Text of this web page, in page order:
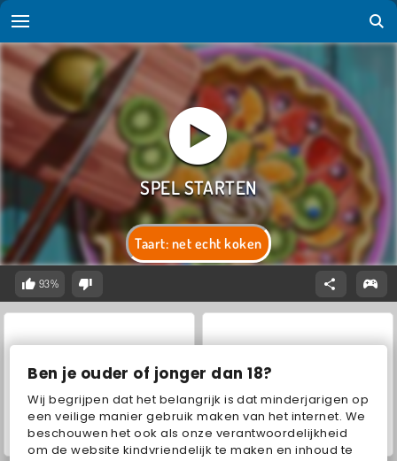
Ben je ouder of jonger dan 18?
Wij begrijpen dat het belangrijk is dat minderjarigen op
een veilige manier gebruik maken van het internet. We
beschouwen het ook als onze verantwoordelijkheid
om de website kindvriendelijk te maken en inhoud te
Taart: net echt koken
93%
ASMR Makeover & Makeup Studio Farm Merge Valley